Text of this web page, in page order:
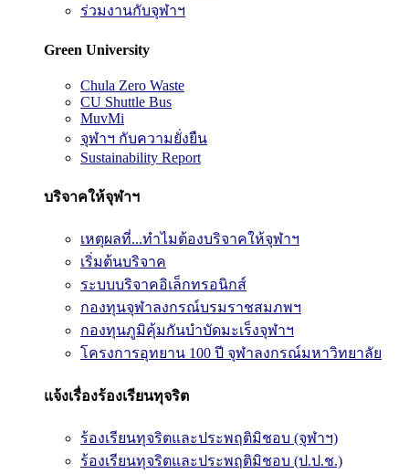
ร่วมงานกับจุฬาฯ
Green University
Chula Zero Waste
CU Shuttle Bus
MuvMi
จุฬาฯ กับความยั่งยืน
Sustainability Report
บริจาคให้จุฬาฯ
เหตุผลที่...ทำไมต้องบริจาคให้จุฬาฯ
เริ่มต้นบริจาค
ระบบบริจาคอิเล็กทรอนิกส์
กองทุนจุฬาลงกรณ์บรมราชสมภพฯ
กองทุนภูมิคุ้มกันบำบัดมะเร็งจุฬาฯ
โครงการอุทยาน 100 ปี จุฬาลงกรณ์มหาวิทยาลัย
แจ้งเรื่องร้องเรียนทุจริต
ร้องเรียนทุจริตและประพฤติมิชอบ (จุฬาฯ)
ร้องเรียนทุจริตและประพฤติมิชอบ (ป.ป.ช.)